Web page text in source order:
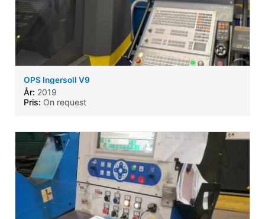
OPS Ingersoll V9
År: 2019
Pris: On request